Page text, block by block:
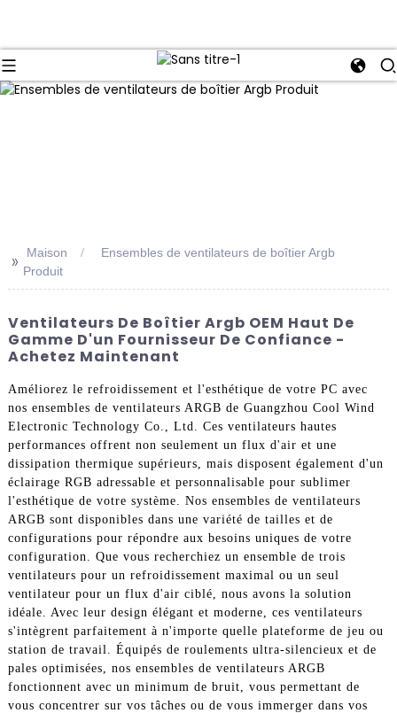
>> Maison
Ensembles de ventilateurs de boîtier Argb
Produit
Ventilateurs De Boîtier Argb OEM Haut De
Gamme D'un Fournisseur De Confiance -
Achetez Maintenant
Améliorez le refroidissement et l'esthétique de votre PC avec
nos ensembles de ventilateurs ARGB de Guangzhou Cool Wind
Electronic Technology Co., Ltd. Ces ventilateurs hautes
performances offrent non seulement un flux d'air et une
dissipation thermique supérieurs, mais disposent également d'un
éclairage RGB adressable et personnalisable pour sublimer
l'esthétique de votre système. Nos ensembles de ventilateurs
ARGB sont disponibles dans une variété de tailles et de
configurations pour répondre aux besoins uniques de votre
configuration. Que vous recherchiez un ensemble de trois
ventilateurs pour un refroidissement maximal ou un seul
ventilateur pour un flux d'air ciblé, nous avons la solution
idéale. Avec leur design élégant et moderne, ces ventilateurs
s'intègrent parfaitement à n'importe quelle plateforme de jeu ou
station de travail. Équipés de roulements ultra-silencieux et de
pales optimisées, nos ensembles de ventilateurs ARGB
fonctionnent avec un minimum de bruit, vous permettant de
vous concentrer sur vos tâches ou de vous immerger dans vos